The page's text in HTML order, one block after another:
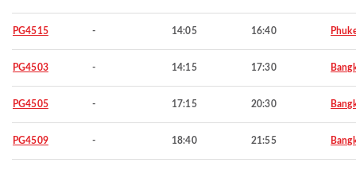
PG4515 - 14:05 16:40
PG4503 - 14:15 17:30
PG4505 - 17:15 20:30
PG4509 - 18:40 21:55